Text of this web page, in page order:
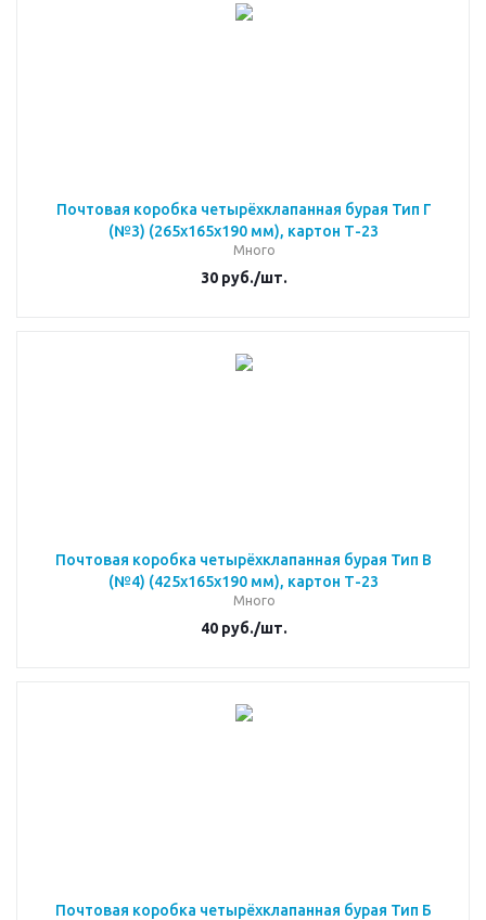
Почтовая коробка четырёхклапанная бурая Тип Г
(№3) (265x165x190 мм), картон Т-23
Много
30руб./шт.
Почтовая коробка четырёхклапанная бурая Тип В
(№4) (425x165x190 мм), картон Т-23
Много
40руб./шт.
Почтовая коробка четырёхклапанная бурая Тип Б